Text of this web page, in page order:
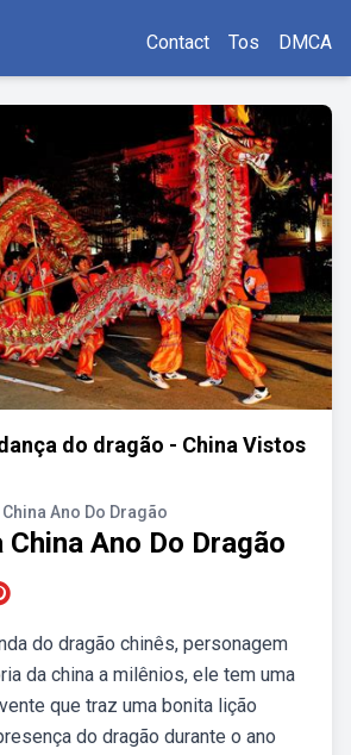
Contact Tos DMCA
do dragão - China Vistos
Ano Do Dragão
China Ano Do Dragão
do dragão chinês, personagem
da china a milênios, ele tem uma
que traz uma bonita lição
do dragão durante o ano